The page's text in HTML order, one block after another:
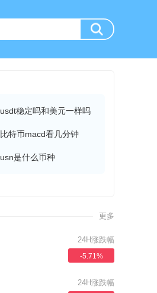
usdt稳定吗和美元一样吗
比特币macd看几分钟
usn是什么币种
更多
24H涨跌幅
-5.71%
24H涨跌幅